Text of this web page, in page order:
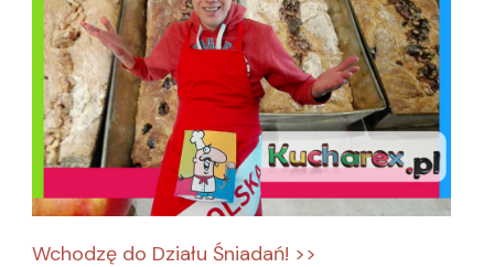
Wchodzę do Działu Śniadań! >>